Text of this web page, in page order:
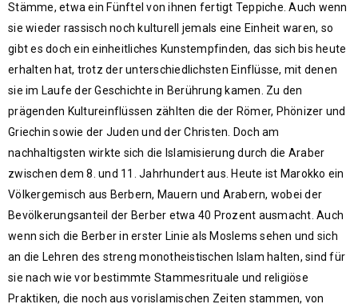
Stämme, etwa ein Fünftel von ihnen fertigt Teppiche. Auch wenn
sie wieder rassisch noch kulturell jemals eine Einheit waren, so
gibt es doch ein einheitliches Kunstempfinden, das sich bis heute
erhalten hat, trotz der unterschiedlichsten Einflüsse, mit denen
sie im Laufe der Geschichte in Berührung kamen. Zu den
prägenden Kultureinflüssen zählten die der Römer, Phönizer und
Griechin sowie der Juden und der Christen. Doch am
nachhaltigsten wirkte sich die Islamisierung durch die Araber
zwischen dem 8. und 11. Jahrhundert aus. Heute ist Marokko ein
Völkergemisch aus Berbern, Mauern und Arabern, wobei der
Bevölkerungsanteil der Berber etwa 40 Prozent ausmacht. Auch
wenn sich die Berber in erster Linie als Moslems sehen und sich
an die Lehren des streng monotheistischen Islam halten, sind für
sie nach wie vor bestimmte Stammesrituale und religiöse
Praktiken, die noch aus vorislamischen Zeiten stammen, von